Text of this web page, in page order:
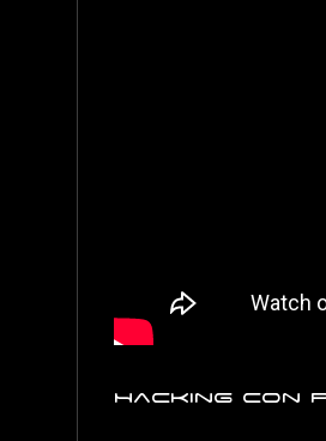
Hacking con